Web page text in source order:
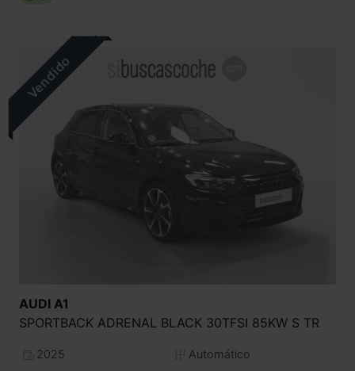
AUDI A1
SPORTBACK ADRENAL BLACK 30TFSI 85KW S TR
2025 Automático